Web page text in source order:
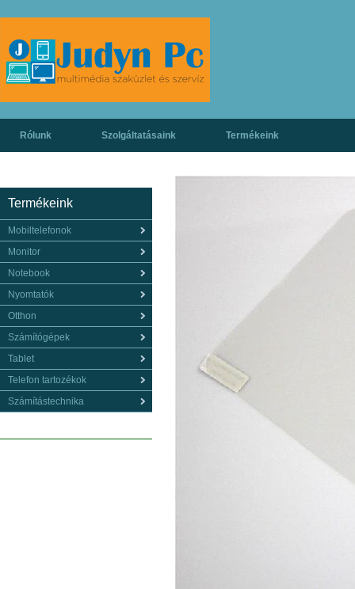
Rólunk Szolgáltatásaink Termékeink
Termékeink
Mobiltelefonok
Monitor
Notebook
Nyomtatók
Otthon
Számítógépek
Tablet
Telefon tartozékok
Számítástechnika